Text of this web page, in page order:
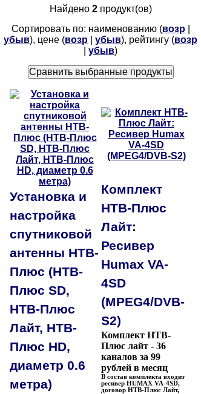
Найдено 2продукт(ов)
Сортировать по: наименованию (возр|
убыв), цене (возр убыв), рейтингу (возр
убыв)
Установка и
настройка
спутниковой
антенны НТВ-
Плюс (НТВ-
Плюс SD,
НТВ-Плюс
Лайт, НТВ-
Плюс HD,
диаметр 0.6
метра)
Комплект
НТВ-Плюс
Лайт:
Ресивер
Humax VA-
4SD
(MPEG4/DVB-
S2)
Комплект НТВ-
Плюс лайт - 36
каналов за 99
рублей в месяц
В состав комплекта входит
ресивер HUMAX VA-4SD,
договор НТВ-Плюс Лайт,